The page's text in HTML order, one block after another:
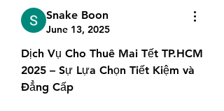
Snake Boon
June 13, 2025
Dịch Vụ Cho Thuê Mai Tết TP.HCM
2025 – Sự Lựa Chọn Tiết Kiệm và
Đẳng Cấp